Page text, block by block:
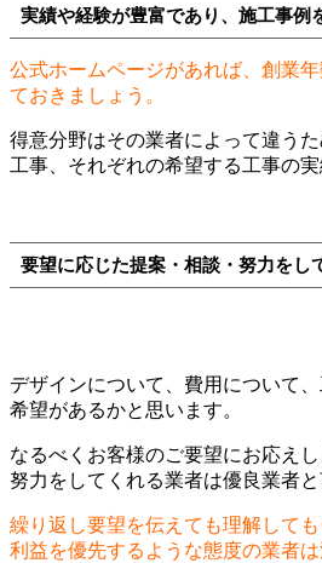
実績や経験が豊富であり、施工事例
公式ホームページがあれば、創業
ておきましょう。
得意分野はその業者によって違う
工事、それぞれの希望する工事の実
要望に応じた提案・相談・努力をし
デザインについて、費用について
希望があるかと思います。
なるべくお客様のご要望にお応え
努力をしてくれる業者は優良業者と
繰り返し要望を伝えても理解して
利益を優先するような態度の業者は